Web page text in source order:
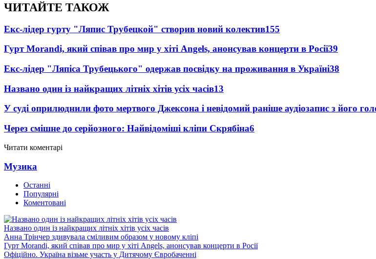
ЧИТАЙТЕ ТАКОЖ
Екс-лідер гурту "Ляпис Трубецкой" створив новий колектив155
Гурт Morandi, який співав про мир у хіті Angels, анонсував концерти в Росії39
Екс-лідер "Ляпіса Трубецького" одержав посвідку на проживання в Україні38
Названо один із найкращих літніх хітів усіх часів13
У суді оприлюднили фото мертвого Джексона і невідомий раніше аудіозапис з його
Через смішне до серйозного: Найвідоміші кліпи Скрябіна6
Читати коментарі
Музика
Останні
Популярні
Коментовані
Названо один із найкращих літніх хітів усіх часів
Анна Трінчер здивувала сміливим образом у новому кліпі
Гурт Morandi, який співав про мир у хіті Angels, анонсував концерти в Росії
Офіційно. Україна візьме участь у Дитячому Євробаченні